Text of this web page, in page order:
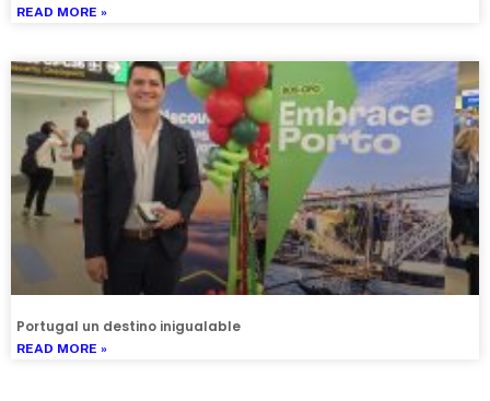
READ MORE »
Portugal un destino inigualable
READ MORE »